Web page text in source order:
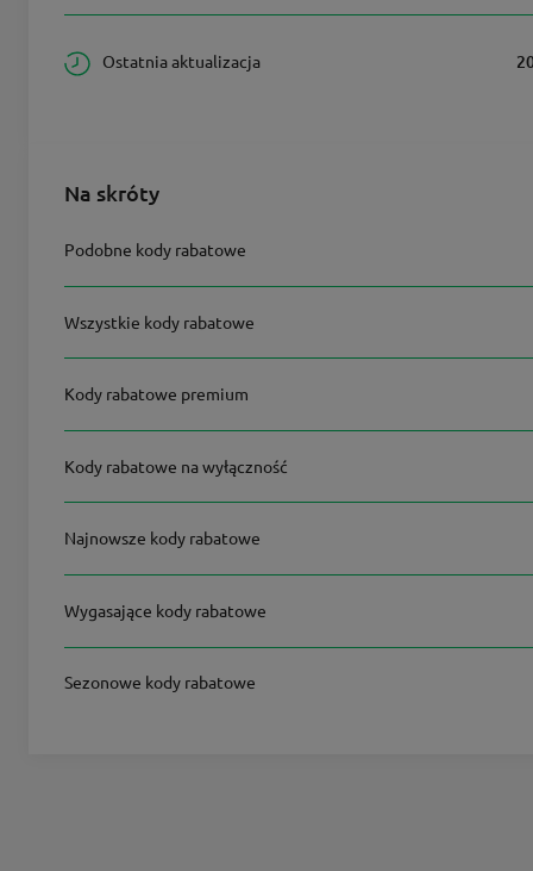
Ostatnia aktualizacja
Na skróty
Podobne kody rabatowe
Wszystkie kody rabatowe
Kody rabatowe premium
Kody rabatowe na wyłączność
Najnowsze kody rabatowe
Wygasające kody rabatowe
Sezonowe kody rabatowe